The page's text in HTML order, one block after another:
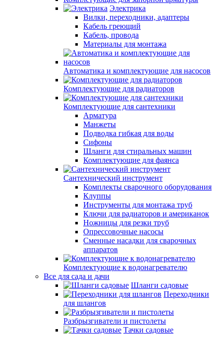
Электрика
Вилки, переходники, адаптеры
Кабель греющий
Кабель, провода
Материалы для монтажа
Автоматика и комплектующие для насосов
Комплектующие для радиаторов
Комплектующие для сантехники
Арматура
Манжеты
Подводка гибкая для воды
Сифоны
Шланги для стиральных машин
Комплектующие для фаянса
Сантехнический инструмент
Комплекты сварочного оборудования
Клуппы
Инструменты для монтажа труб
Ключи для радиаторов и американок
Ножницы для резки труб
Опрессовочные насосы
Сменные насадки для сварочных
аппаратов
Комплектующие к водонагревателю
Все для сада и дачи
Шланги садовые
Переходники
для шлангов
Разбрызгиватели и пистолеты
Тачки садовые